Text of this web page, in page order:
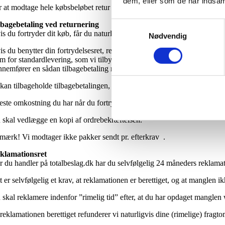
Nødvendig
at modtage hele købsbeløbet retur må du altså gøre det samme,
ved returnering
du fortryder dit køb, får du naturligvis det beløb du har indbetalt
du benytter din fortrydelsesret, refunderer vi alle betalinger
for standardlevering, som vi tilbyder), uden unødig forsinkelse og
en sådan tilbagebetaling med samme betalingsmiddel,
tilbageholde tilbagebetalingen, indtil vi har modtaget varen retur,
omkostning du har når du fortryder, er portoen for at sende varen
skal vedlægge en kopi af ordrebekræftelsen.
Vi modtager ikke pakker sendt pr. efterkrav .
du handler på totalbeslag.dk har du selvfølgelig 24 måneders
er selvfølgelig et krav, at reklamationen er berettiget, og at manglen
skal reklamere indenfor ”rimelig tid” efter, at du har opdaget
berettiget refunderer vi naturligvis dine (rimelige)